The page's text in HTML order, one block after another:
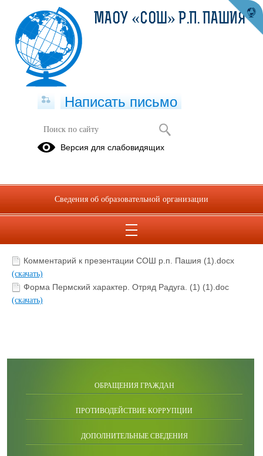
Отряд волонтеров «Радуга»
Комментарий к презентации СОШ р.п. Пашия (1).docx
(скачать)
Форма Пермский характер. Отряд Радуга. (1) (1).doc
(скачать)
ОБРАЩЕНИЯ ГРАЖДАН
ПРОТИВОДЕЙСТВИЕ КОРРУПЦИИ
ДОПОЛНИТЕЛЬНЫЕ СВЕДЕНИЯ
МАОУ «СОШ» Р.П. ПАШИЯ
Написать письмо
Версия для слабовидящих
Сведения об образовательной организации